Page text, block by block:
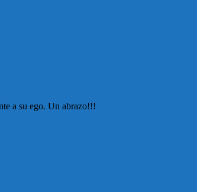
a su ego. Un abrazo!!!